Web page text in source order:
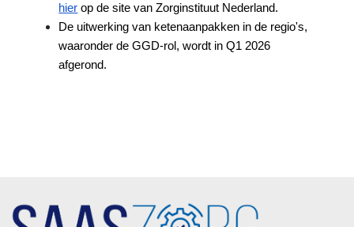
hier op de site van Zorginstituut Nederland.
De uitwerking van ketenaanpakken in de regio's,
waaronder de GGD-rol, wordt in Q1 2026
afgerond.